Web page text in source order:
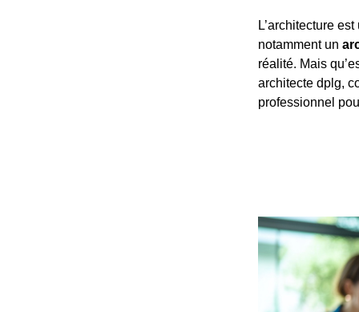
L’architecture
notamment un
réalité. Mais
architecte dplg,
professionnel